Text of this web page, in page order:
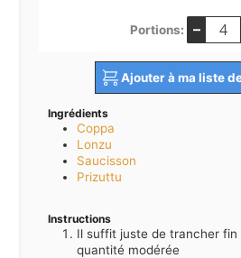
Portions: –
Ajouter à ma liste
Ingrédients
Coppa
Lonzu
Saucisson
Prizuttu
Instructions
Il suffit juste de trancher fin
quantité modérée